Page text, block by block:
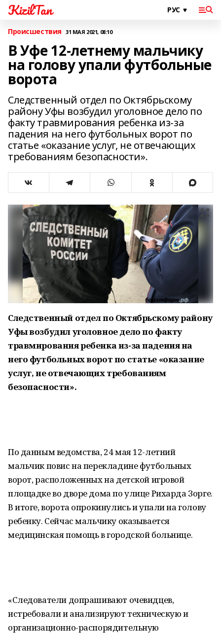
KizilTan
Происшествия 31 МАЯ 2021, 08:10
В Уфе 12-летнему мальчику
на голову упали футбольные
ворота
Следственный отдел по Октябрьскому
району Уфы возбудил уголовное дело по
факту травмирования ребенка из-за
падения на него футбольных ворот по
статье «оказание услуг, не отвечающих
требованиям безопасности».
Следственный отдел по Октябрьскому району
Уфы возбудил уголовное дело по факту
травмирования ребенка из-за падения на
него футбольных ворот по статье «оказание
услуг, не отвечающих требованиям
безопасности».
По данным ведомства, 24 мая 12-летний
мальчик повис на перекладине футбольных
ворот, расположенных на детской игровой
площадке во дворе дома по улице Рихарда Зорге.
В итоге, ворота опрокинулись и упали на голову
ребенку. Сейчас мальчику оказывается
медицинская помощь в городской больнице.
«Следователи допрашивают очевидцев,
истребовали и анализируют техническую и
организационно-распорядительную